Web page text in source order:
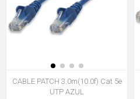
CABLE PATCH 3.0m(10.0f) Cat 5e
UTP AZUL